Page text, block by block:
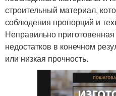
строительный материал,
соблюдения пропорций и
Неправильно
недостатков в конечном
или низкая прочность.